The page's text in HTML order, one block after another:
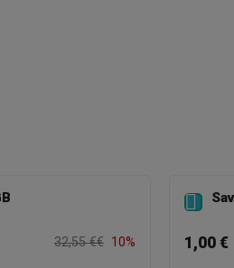
32,55 €€ 10%

1,00 €